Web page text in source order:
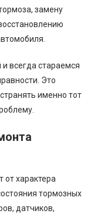
замену
всегда стараемся
Это
именно тот
от характера
тормозных
датчиков,